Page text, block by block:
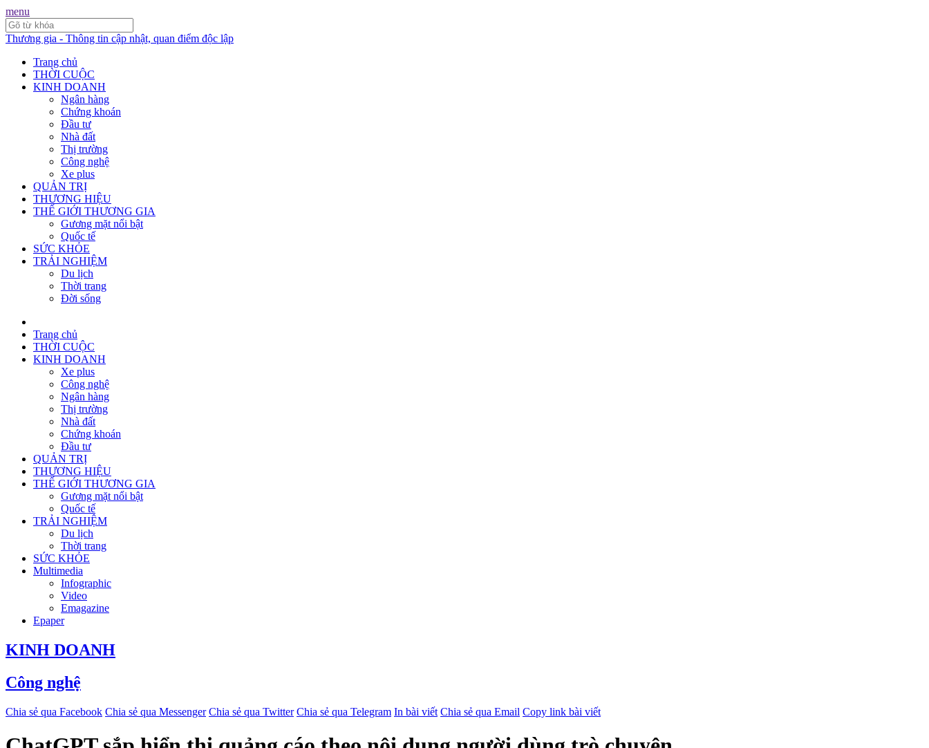
menu
Thương gia - Thông tin cập nhật, quan điểm độc lập
Trang chủ
THỜI CUỘC
KINH DOANH
Ngân hàng
Chứng khoán
Đầu tư
Nhà đất
Thị trường
Công nghệ
Xe plus
QUẢN TRỊ
THƯƠNG HIỆU
THẾ GIỚI THƯƠNG GIA
Gương mặt nổi bật
Quốc tế
SỨC KHỎE
TRẢI NGHIỆM
Du lịch
Thời trang
Đời sống
Trang chủ
THỜI CUỘC
KINH DOANH
Xe plus
Công nghệ
Ngân hàng
Thị trường
Nhà đất
Chứng khoán
Đầu tư
QUẢN TRỊ
THƯƠNG HIỆU
THẾ GIỚI THƯƠNG GIA
Gương mặt nổi bật
Quốc tế
TRẢI NGHIỆM
Du lịch
Thời trang
SỨC KHỎE
Multimedia
Infographic
Video
Emagazine
Epaper
KINH DOANH
Công nghệ
Chia sẻ qua Facebook Chia sẻ qua Messenger Chia sẻ qua Twitter Chia sẻ qua Telegram In bài viết Chia sẻ qua Email Copy link bài viết